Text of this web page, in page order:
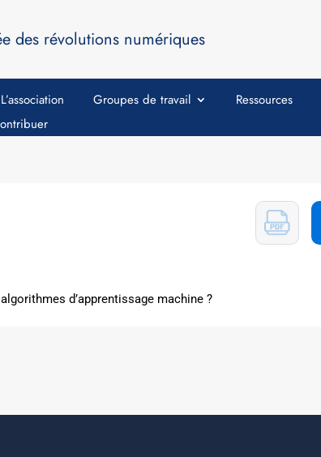
des révolutions numériques
L’association Groupes de travail
Ressources
d’apprentissage machine ?